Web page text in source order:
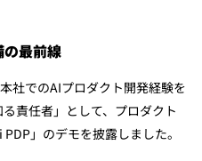
最前線
社でのAIプロダクト開発経験を
責任者」として、プロダクト
」のデモを披露しました。